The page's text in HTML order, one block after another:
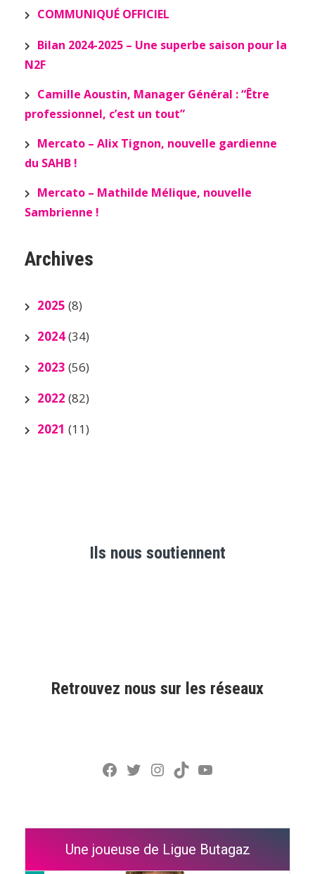
COMMUNIQUÉ OFFICIEL
Bilan 2024-2025 – Une superbe saison pour la
N2F
Camille Aoustin, Manager Général : “Être
professionnel, c’est un tout”
Mercato – Alix Tignon, nouvelle gardienne
du SAHB !
Mercato – Mathilde Mélique, nouvelle
Sambrienne !
Archives
2025 (8)
2024(34)
2023 (56)
2022 (82)
2021 (11)
Ils nous soutiennent
Retrouvez nous sur les réseaux
Facebook
Twitter
Instagram
TikTokYouTube
Une joueuse de Ligue Butagaz